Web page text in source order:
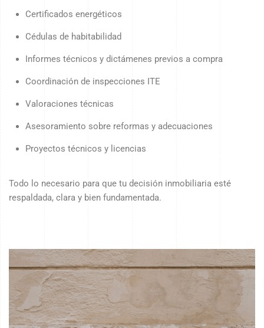
Certificados energéticos
Cédulas de habitabilidad
Informes técnicos y dictámenes previos a compra
Coordinación de inspecciones ITE
Valoraciones técnicas
Asesoramiento sobre reformas y adecuaciones
Proyectos técnicos y licencias
Todo lo necesario para que tu decisión inmobiliaria esté
respaldada, clara y bien fundamentada.